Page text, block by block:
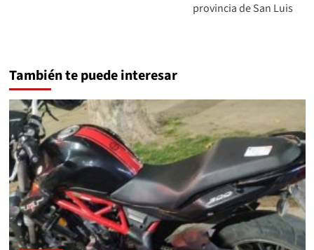
provincia de San Luis
También te puede interesar